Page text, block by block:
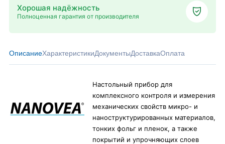
Хорошая надёжность
Полноценная гарантия от производителя
ОписаниеХарактеристикиДокументыДоставкаОплата
Настольный прибор для
комплексного контроля и измерения
механических свойств микро- и
наноструктурированных материалов,
тонких фольг и пленок, а также
покрытий и упрочняющих слоев